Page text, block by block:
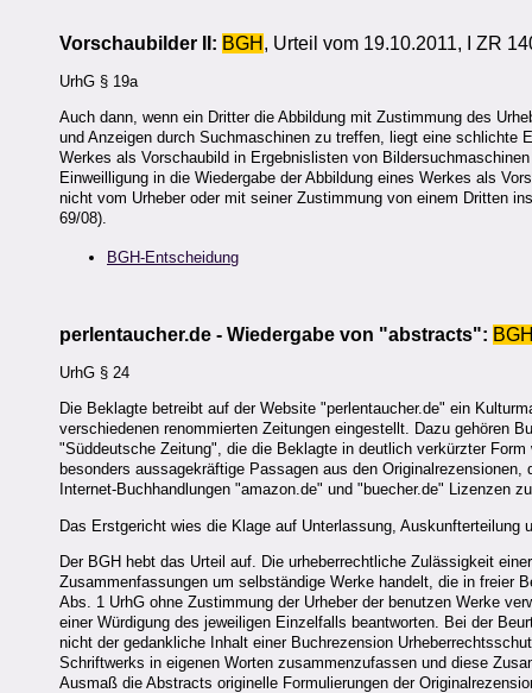
Vorschaubilder II: BGH , Urteil vom 19.10.2011, I ZR
UrhG § 19a
Auch dann, wenn ein Dritter die Abbildung mit Zustimmung des
und Anzeigen durch Suchmaschinen zu treffen, liegt eine schlichte
Werkes als Vorschaubild in Ergebnislisten von
Einweilligung in die Wiedergabe der Abbildung eines Werkes als
nicht vom Urheber oder mit seiner Zustimmung von einem Dritten
69/08).
BGH-Entscheidung
perlentaucher.de - Wiedergabe von "abstracts":
UrhG § 24
Die Beklagte betreibt auf der Website "perlentaucher.de" ein
verschiedenen renommierten Zeitungen eingestellt. Dazu gehören
"Süddeutsche Zeitung", die die Beklagte in deutlich verkürzter
besonders aussagekräftige Passagen aus den
Internet-Buchhandlungen "amazon.de" und "buecher.de" Lizenzen
Das Erstgericht wies die Klage auf Unterlassung,
Der BGH hebt das Urteil auf. Die urheberrechtliche Zulässigkeit
Zusammenfassungen um selbständige Werke handelt, die in freier
Abs. 1 UrhG ohne Zustimmung der Urheber der benutzen Werke
einer Würdigung des jeweiligen Einzelfalls beantworten. Bei der
nicht der gedankliche Inhalt einer Buchrezension
Schriftwerks in eigenen Worten zusammenzufassen und diese
Ausmaß die Abstracts originelle Formulierungen der